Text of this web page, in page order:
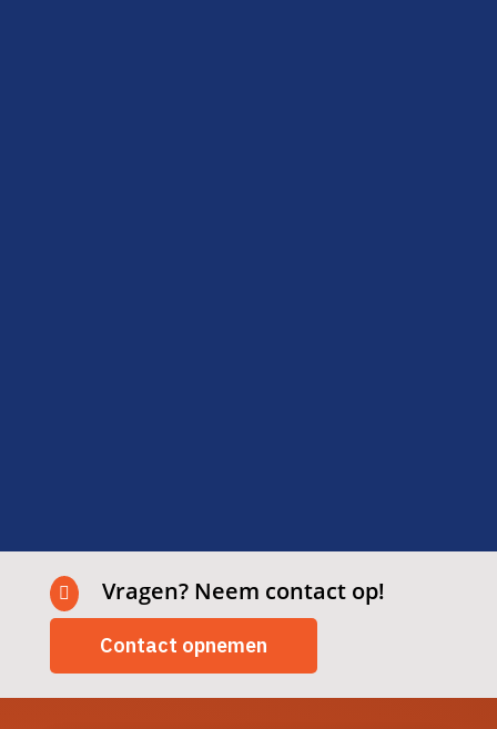
 Vragen? Neem contact op!
Contact opnemen